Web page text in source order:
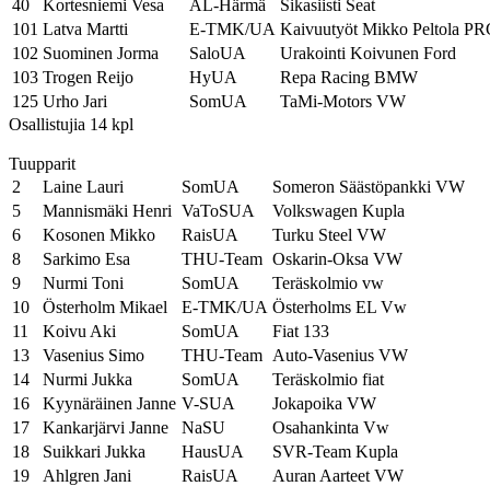
40
Kortesniemi Vesa AL-Härmä
Sikasiisti Seat
101 Latva Martti E-TMK/UA Kaivuutyöt Mikko Peltola
102 Suominen Jorma SaloUA
Urakointi Koivunen Ford
103 Trogen Reijo HyUA
Repa Racing BMW
125 Urho Jari SomUA
TaMi-Motors VW
Osallistujia 14 kpl
Tuupparit
2
Laine Lauri SomUA
Someron Säästöpankki VW
5
Mannismäki Henri VaToSUA
Volkswagen Kupla
6
Kosonen Mikko RaisUA
Turku Steel VW
8
Sarkimo Esa THU-Team Oskarin-Oksa VW
9
Nurmi Toni SomUA
Teräskolmio vw
10
Österholm Mikael E-TMK/UA Österholms EL Vw
11
Koivu Aki SomUA
Fiat 133
13
Vasenius Simo THU-Team Auto-Vasenius VW
14
Nurmi Jukka SomUA
Teräskolmio fiat
16
Kyynäräinen Janne V-SUA
Jokapoika VW
17
Kankarjärvi Janne NaSU
Osahankinta Vw
18
Suikkari Jukka HausUA
SVR-Team Kupla
19
Ahlgren Jani RaisUA
Auran Aarteet VW